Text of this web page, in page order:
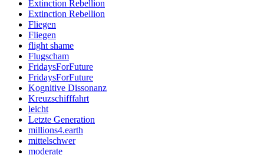
Extinction Rebellion
Extinction Rebellion
Fliegen
Fliegen
flight shame
Flugscham
FridaysForFuture
FridaysForFuture
Kognitive Dissonanz
Kreuzschifffahrt
leicht
Letzte Generation
millions4.earth
mittelschwer
moderate